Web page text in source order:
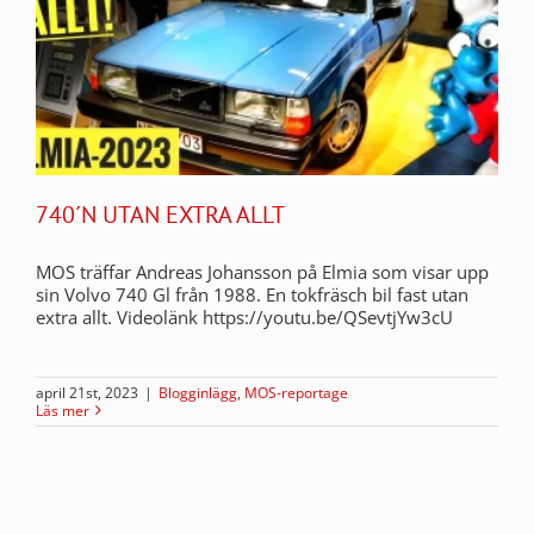
740´N UTAN EXTRA ALLT
MOS träffar Andreas Johansson på Elmia som visar upp
sin Volvo 740 Gl från 1988. En tokfräsch bil fast utan
extra allt. Videolänk https://youtu.be/QSevtjYw3cU
april 21st, 2023 | Blogginlägg, MOS-reportage
Läs mer